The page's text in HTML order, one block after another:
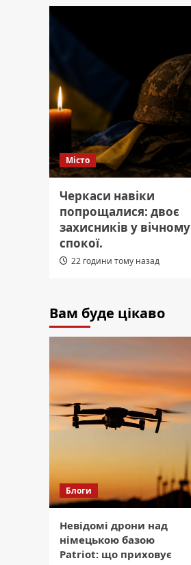
Місто
Черкаси навіки
попрощалися: двоє
захисників у вічному
спокої.
22 години тому назад
Вам буде цікаво
Блоги
Невідомі дрони над
німецькою базою
Patriot: що приховує